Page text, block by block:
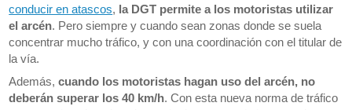
conducir en atascos, la DGT permite a los motoristas utilizar
el arcén. Pero siempre y cuando sean zonas donde se suela
concentrar mucho tráfico, y con una coordinación con el titular de
la vía.
Además,cuando los motoristas hagan uso del arcén, no
deberán superar los 40 km/h. Con esta nueva norma de tráfico